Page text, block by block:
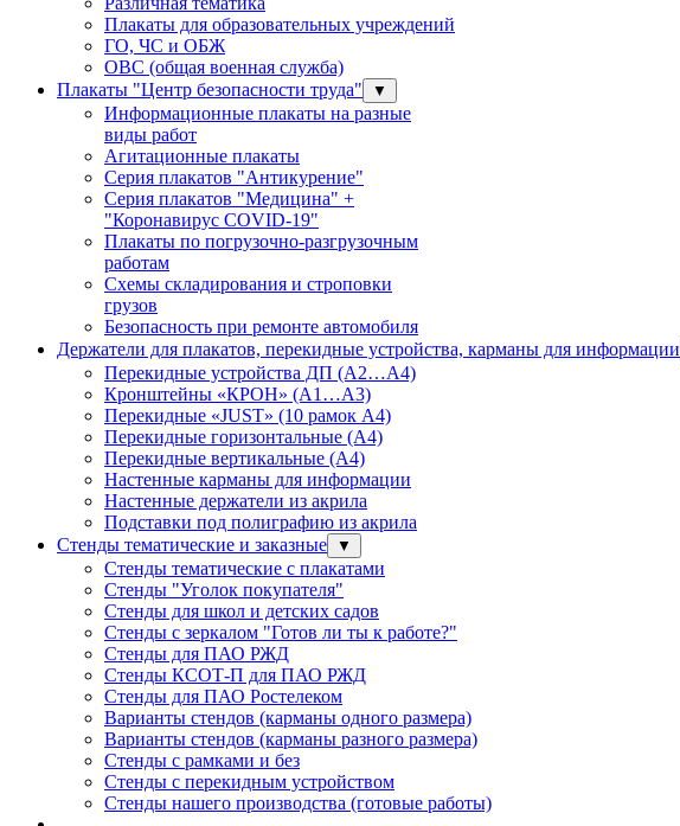
Плакаты для образовательных учреждений
ГО, ЧС и ОБЖ
ОВС (общая военная служба)
Плакаты "Центр безопасности труда"
▼
Информационные плакаты на разные
виды работ
Агитационные плакаты
Серия плакатов "Антикурение"
Серия плакатов "Медицина" +
"Коронавирус COVID-19"
Плакаты по погрузочно-разгрузочным
работам
Схемы складирования и строповки
грузов
Безопасность при ремонте автомобиля
Держатели для плакатов, перекидные устройства, карманы для информации
Перекидные устройства ДП (А2…А4)
Кронштейны «КРОН» (А1…А3)
Перекидные «JUST» (10 рамок А4)
Перекидные горизонтальные (А4)
Перекидные вертикальные (А4)
Настенные карманы для информации
Настенные держатели из акрила
Подставки под полиграфию из акрила
Стенды тематические и заказные
▼
Стенды тематические с плакатами
Стенды "Уголок покупателя"
Стенды для школ и детских садов
Стенды с зеркалом "Готов ли ты к работе?"
Стенды для ПАО РЖД
Стенды КСОТ-П для ПАО РЖД
Стенды для ПАО Ростелеком
Варианты стендов (карманы одного размера)
Варианты стендов (карманы разного размера)
Стенды с рамками и без
Стенды с перекидным устройством
Стенды нашего производства (готовые работы)